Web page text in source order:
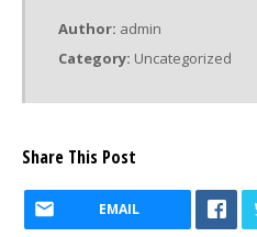
Author: admin
Category: Uncategorized
Share This Post
EMAIL